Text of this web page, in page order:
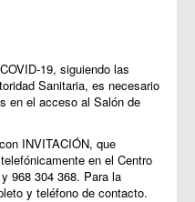
19, siguiendo las
Sanitaria, es necesario
en el acceso al Salón de
INVITACIÓN, que
en el Centro
968 304 368. Para la
y teléfono de contacto.